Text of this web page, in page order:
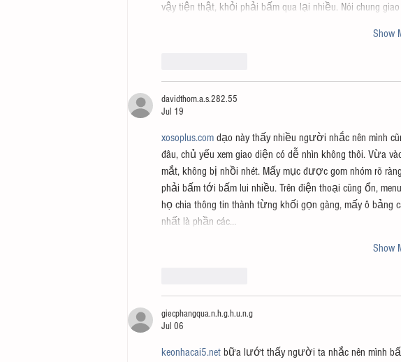
vậy tiện thật, khỏi phải bấm qua lại nhiều. Nói chung
Show
davidthom.a.s.282.55
Jul 19
xosoplus.com dạo này thấy nhiều người nhắc nên mình
đâu, chủ yếu xem giao diện có dễ nhìn không thôi. Vừa
mắt, không bị nhồi nhét. Mấy mục được gom nhóm rõ
phải bấm tới bấm lui nhiều. Trên điện thoại cũng ổn,
họ chia thông tin thành từng khối gọn gàng, mấy ô bảng
nhất là phần các…
Show
giecphangqua.n.h.g.h.u.n.g
Jul 06
keonhacai5.net bữa lướt thấy người ta nhắc nên mình